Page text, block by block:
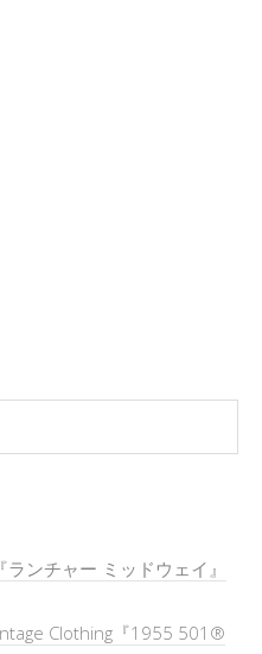
ンチャー ミッドウェイ』
Clothing『1955 501®